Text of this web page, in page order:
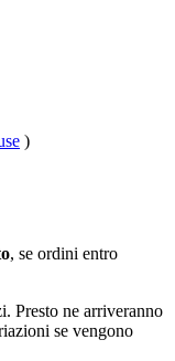
)
, se ordini entro
Presto ne arriveranno
se vengono